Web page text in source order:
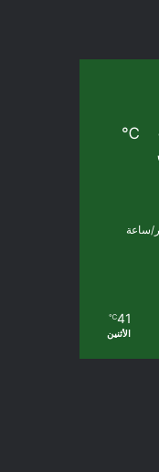
℃
41
℃
الأثنين